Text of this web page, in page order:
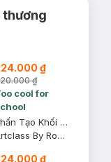
thương
₫
₫
cool for
Phấn Tạo Khối Too Cool For School 02 Màu Sáng 9.5g
Artclass By Rodin Shading - 02 Modern
₫